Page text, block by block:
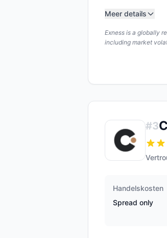
Meer details
Exness is a globally
including market
#3
Handelskosten
Spread only